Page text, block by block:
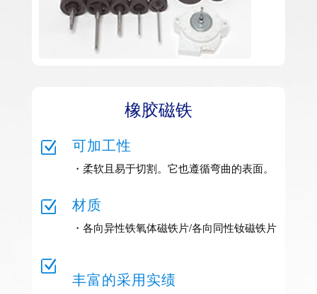
橡胶磁铁
Z 可加工性
・柔软且易于切割。它也遵循弯曲的表面。
Z 材质
・各向异性铁氧体磁铁片/各向同性钕磁铁片
Z
丰富的采用实绩